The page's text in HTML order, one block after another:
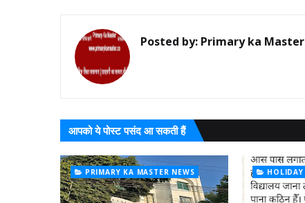
Posted by: Primary ka Master
आपको ये पोस्ट पसंद आ सकती हैं
PRIMARY KA MASTER NEWS HOLIDAY